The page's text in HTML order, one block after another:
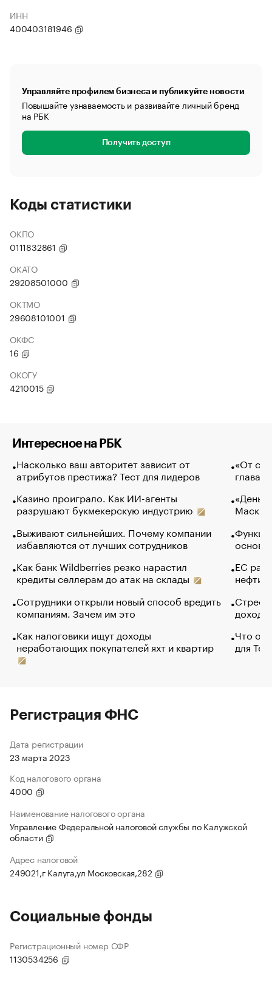
ИНН
400403181946
Управляйте профилем бизнеса и публикуйте новости
Повышайте узнаваемость и развивайте личный бренд
на РБК
Получить доступ
Коды статистики
ОКПО
0111832861
ОКАТО
29208501000
ОКТМО
29608101001
ОКФС
16
ОКОГУ
4210015
Интересное на РБК
Насколько ваш авторитет зависит от
атрибутов престижа? Тест для лидеров
Казино проиграло. Как ИИ-агенты
разрушают букмекерскую индустрию
Выживают сильнейших. Почему компании
избавляются от лучших сотрудников
Как банк Wildberries резко нарастил
кредиты селлерам до атак на склады
Сотрудники открыли новый способ вредить
компаниям. Зачем им это
Как налоговики ищут доходы
неработающих покупателей яхт и квартир
«От
глава
Маск в
основ
ЕС
нефти
Что
для
Регистрация ФНС
Дата регистрации
23 марта 2023
Код налогового органа
4000
Наименование налогового органа
Управление Федеральной налоговой службы по Калужской
области
Адрес налоговой
249021,г Калуга,ул Московская,282
Социальные фонды
Регистрационный номер СФР
1130534256